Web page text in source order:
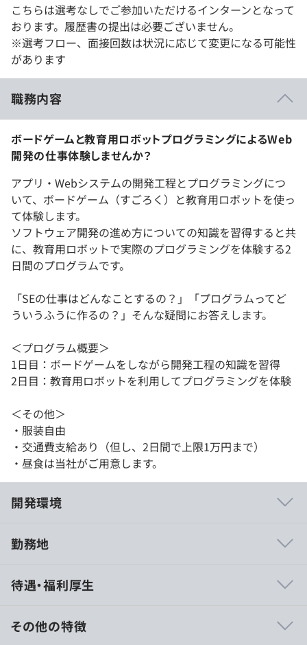
こちらは選考なしでご参加いただけるインターンとなって
おります。履歴書の提出は必要ございません。
※選考フロー、面接回数は状況に応じて変更になる可能性
があります
職務内容
ボードゲームと教育用ロボットプログラミングによるWeb
開発の仕事体験しませんか？
アプリ・Webシステムの開発工程とプログラミングにつ
いて、ボードゲーム（すごろく）と教育用ロボットを使っ
て体験します。
ソフトウェア開発の進め方についての知識を習得すると共
に、教育用ロボットで実際のプログラミングを体験する2
日間のプログラムです。
「SEの仕事はどんなことするの？」「プログラムってど
ういうふうに作るの？」そんな疑問にお答えします。
＜プログラム概要＞
1日目：ボードゲームをしながら開発工程の知識を習得
2日目：教育用ロボットを利用してプログラミングを体験
＜その他＞
・服装自由
・交通費支給あり（但し、2日間で上限1万円まで）
・昼食は当社がご用意します。
開発環境
ミング、開発工程等）を習得します。
ニケーションスキルアップ、ロジカルシンキング等）の研
修を集合研修またはeラーニングで受講可能です。
勤務地
待遇・福利厚生
その他の特徴